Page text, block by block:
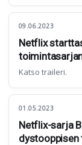
09.06.2023
Netflix
Katso traileri.
01.05.2023
Netflix-sarja
dystooppisen